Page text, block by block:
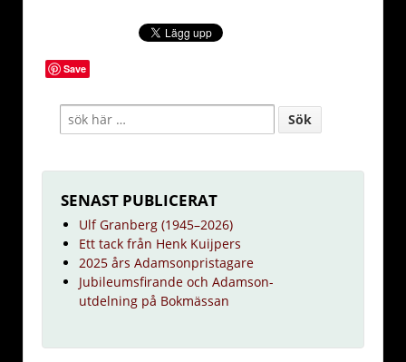
Save
SENAST PUBLICERAT
Ulf Granberg (1945–2026)
Ett tack från Henk Kuijpers
2025 års Adamsonpristagare
Jubileumsfirande och Adamson-
utdelning på Bokmässan